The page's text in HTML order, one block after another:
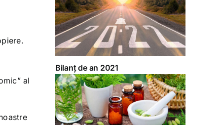
al
Bilanț de an 2021